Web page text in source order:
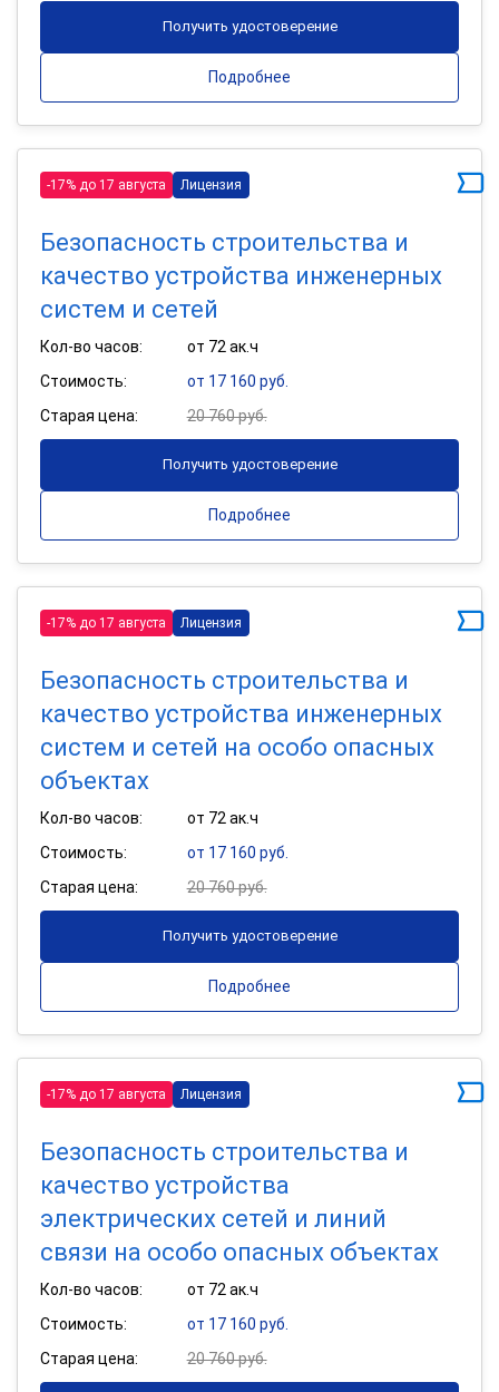
Получить удостоверение
Подробнее
-17% до 17 августа Лицензия
Безопасность строительства и
качество устройства инженерных
систем и сетей
Кол-во часов:
от 72 ак.ч
Стоимость:
от 17 160 руб.
Старая цена:
20 760 руб.
Получить удостоверение
Подробнее
-17% до 17 августа Лицензия
Безопасность строительства и
качество устройства инженерных
систем и сетей на особо опасных
объектах
Кол-во часов:
от 72 ак.ч
Стоимость:
от 17 160 руб.
Старая цена:
20 760 руб.
Получить удостоверение
Подробнее
-17% до 17 августа Лицензия
Безопасность строительства и
качество устройства
электрических сетей и линий
связи на особо опасных объектах
Кол-во часов:
от 72 ак.ч
Стоимость:
от 17 160 руб.
Старая цена:
20 760 руб.